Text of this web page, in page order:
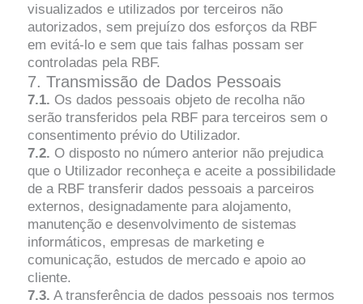
visualizados e utilizados por terceiros não
autorizados, sem prejuízo dos esforços da RBF
em evitá-lo e sem que tais falhas possam ser
controladas pela RBF.
7. Transmissão de Dados Pessoais
7.1. Os dados pessoais objeto de recolha não
serão transferidos pela RBF para terceiros sem o
consentimento prévio do Utilizador.
7.2. O disposto no número anterior não prejudica
que o Utilizador reconheça e aceite a possibilidade
de a RBF transferir dados pessoais a parceiros
externos, designadamente para alojamento,
manutenção e desenvolvimento de sistemas
informáticos, empresas de marketing e
comunicação, estudos de mercado e apoio ao
cliente.
7.3. A transferência de dados pessoais nos termos